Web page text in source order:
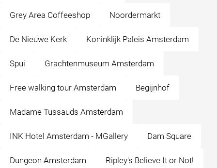
Grey Area Coffeeshop Noordermarkt
De Nieuwe Kerk Koninklijk Paleis Amsterdam
Spui Grachtenmuseum Amsterdam
Free walking tour Amsterdam Begijnhof
Madame Tussauds Amsterdam
INK Hotel Amsterdam - MGallery Dam Square
Dungeon Amsterdam Ripley's Believe It or Not!